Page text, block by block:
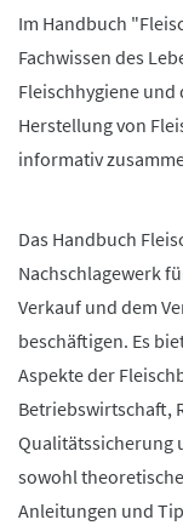
Im Handbuch
Fachwissen des
Fleischhygiene
Herstellung von
informativ
Das Handbuch
Nachschlagewerk
Verkauf und dem
beschäftigen. Es
Aspekte der
Betriebswirtschaft,
Qualitätssicherung
sowohl
Anleitungen und